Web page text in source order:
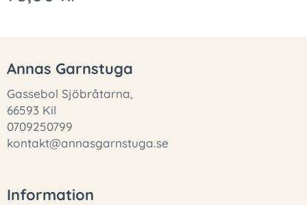
Annas Garnstuga
Gassebol Sjöbråtarna,
66593 Kil
0709250799
kontakt@annasgarnstuga.se
Information